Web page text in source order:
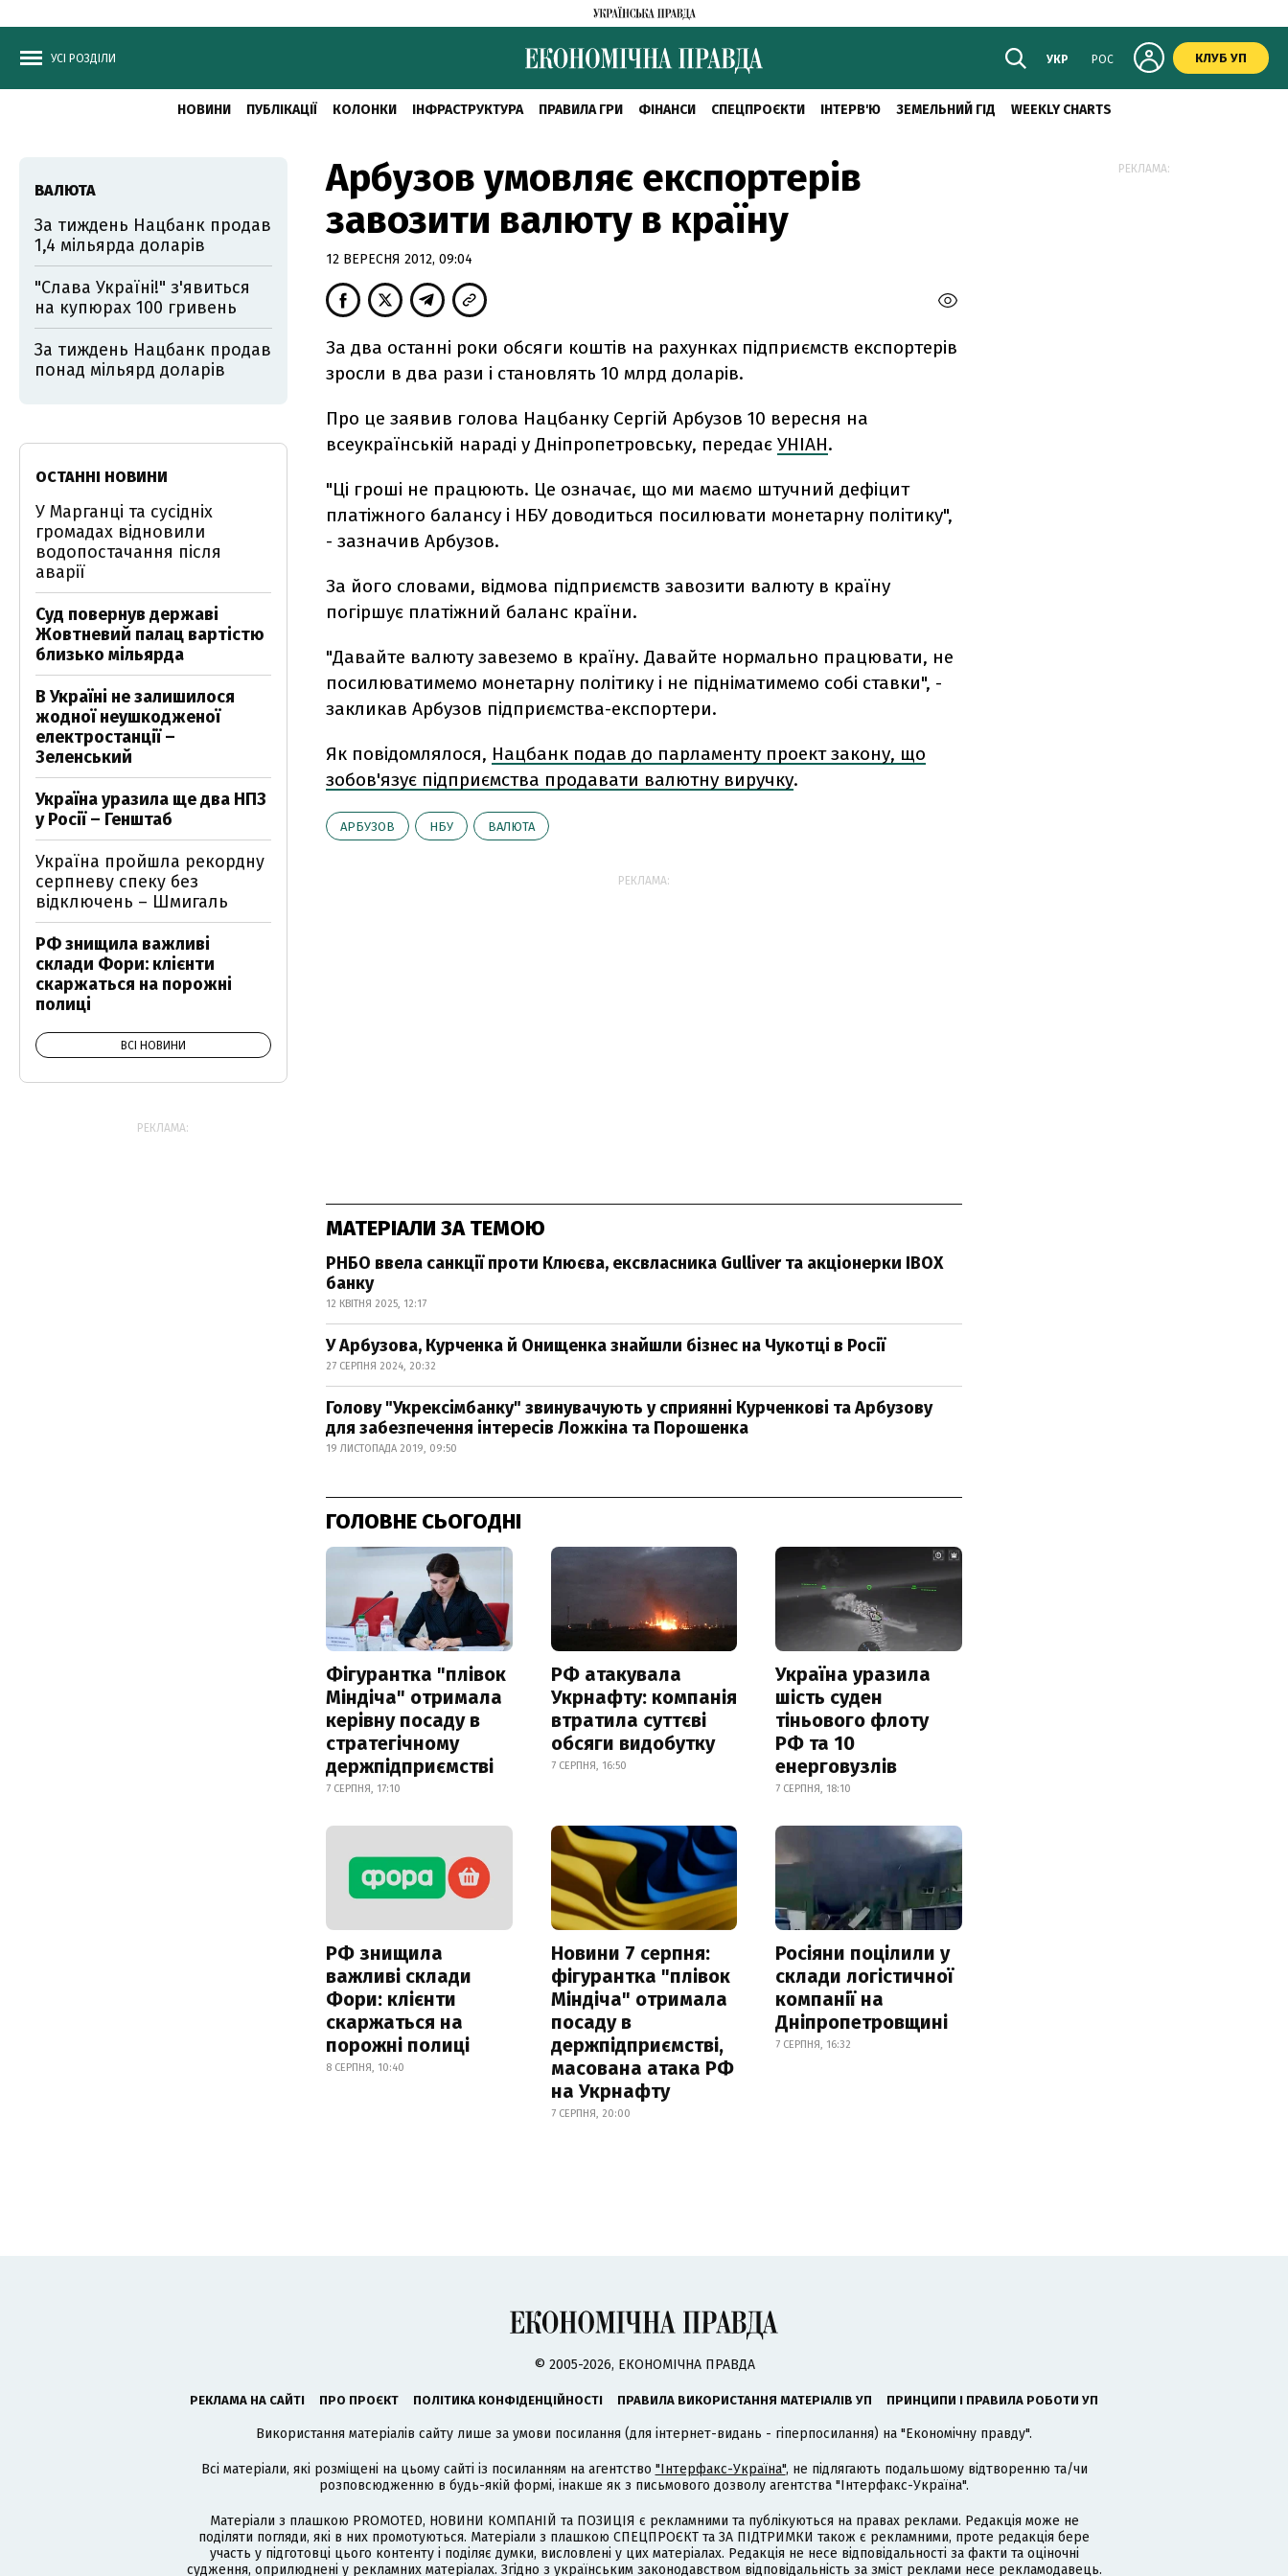
УСІ РОЗДІЛИ УКР РОС КЛУБ УП
НОВИНИ ПУБЛІКАЦІЇ КОЛОНКИ ІНФРАСТРУКТУРА ПРАВИЛА ГРИ ФІНАНСИ СПЕЦПРОЄКТИ ІНТЕРВ'Ю ЗЕМЕЛЬНИЙ ГІД WEEKLY CHARTS
Арбузов умовляє експортерів
завозити валюту в країну
12 ВЕРЕСНЯ 2012, 09:04
За два останні роки обсяги коштів на рахунках підприємств експортерів
зросли в два рази і становлять 10 млрд доларів.
Про це заявив голова Нацбанку Сергій Арбузов 10 вересня на
всеукраїнській нараді у Дніпропетровську, передає УНІАН.
"Ці гроші не працюють. Це означає, що ми маємо штучний дефіцит
платіжного балансу і НБУ доводиться посилювати монетарну політику",
- зазначив Арбузов.
За його словами, відмова підприємств завозити валюту в країну
погіршує платіжний баланс країни.
"Давайте валюту завеземо в країну. Давайте нормально працювати, не
посилюватимемо монетарну політику і не підніматимемо собі ставки", -
закликав Арбузов підприємства-експортери.
Як повідомлялося, Нацбанк подав до парламенту проект закону, що
зобов'язує підприємства продавати валютну виручку.
АРБУЗОВ НБУ ВАЛЮТА
РЕКЛАМА:
МАТЕРІАЛИ ЗА ТЕМОЮ
РНБО ввела санкції проти Клюєва, ексвласника Gulliver та акціонерки IBOX
банку
12 КВІТНЯ 2025, 12:17
У Арбузова, Курченка й Онищенка знайшли бізнес на Чукотці в Росії
27 СЕРПНЯ 2024, 20:32
Голову "Укрексімбанку" звинувачують у сприянні Курченкові та Арбузову
для забезпечення інтересів Ложкіна та Порошенка
19 ЛИСТОПАДА 2019, 09:50
ГОЛОВНЕ СЬОГОДНІ
Фігурантка "плівок
Міндіча" отримала
керівну посаду в
стратегічному
держпідприємстві
7 СЕРПНЯ, 17:10
РФ атакувала
Укрнафту: компанія
втратила суттєві
обсяги видобутку
7 СЕРПНЯ, 16:50
Україна уразила
шість суден
тіньового флоту
РФ та 10
енерговузлів
7 СЕРПНЯ, 18:10
РФ знищила
важливі склади
Фори: клієнти
скаржаться на
порожні полиці
8 СЕРПНЯ, 10:40
Новини 7 серпня:
фігурантка "плівок
Міндіча" отримала
посаду в
держпідприємстві,
масована атака РФ
на Укрнафту
7 СЕРПНЯ, 20:00
Росіяни поцілили у
склади логістичної
компанії на
Дніпропетровщині
7 СЕРПНЯ, 16:32
ВАЛЮТА
За тиждень Нацбанк продав
1,4 мільярда доларів
"Слава Україні!" з'явиться
на купюрах 100 гривень
За тиждень Нацбанк продав
понад мільярд доларів
ОСТАННІ НОВИНИ
У Марганці та сусідніх
громадах відновили
водопостачання після
аварії
Суд повернув державі
Жовтневий палац вартістю
близько мільярда
В Україні не залишилося
жодної неушкодженої
електростанції –
Зеленський
Україна уразила ще два НПЗ
у Росії – Генштаб
Україна пройшла рекордну
серпневу спеку без
відключень – Шмигаль
РФ знищила важливі
склади Фори: клієнти
скаржаться на порожні
полиці
ВСІ НОВИНИ
РЕКЛАМА:
РЕКЛАМА:
© 2005-2026, ЕКОНОМІЧНА ПРАВДА
РЕКЛАМА НА САЙТІ ПРО ПРОЄКТ ПОЛІТИКА КОНФІДЕНЦІЙНОСТІ ПРАВИЛА ВИКОРИСТАННЯ МАТЕРІАЛІВ УП ПРИНЦИПИ І ПРАВИЛА РОБОТИ УП
Використання матеріалів сайту лише за умови посилання (для інтернет-видань - гіперпосилання) на "Економічну правду".
Всі матеріали, які розміщені на цьому сайті із посиланням на агентство "Інтерфакс-Україна", не підлягають подальшому відтворенню та/чи
розповсюдженню в будь-якій формі, інакше як з письмового дозволу агентства "Інтерфакс-Україна".
Матеріали з плашкою PROMOTED, НОВИНИ КОМПАНІЙ та ПОЗИЦІЯ є рекламними та публікуються на правах реклами. Редакція може не
поділяти погляди, які в них промотуються. Матеріали з плашкою СПЕЦПРОЄКТ та ЗА ПІДТРИМКИ також є рекламними, проте редакція бере
участь у підготовці цього контенту і поділяє думки, висловлені у цих матеріалах. Редакція не несе відповідальності за факти та оціночні
судження, оприлюднені у рекламних матеріалах. Згідно з українським законодавством відповідальність за зміст реклами несе рекламодавець.